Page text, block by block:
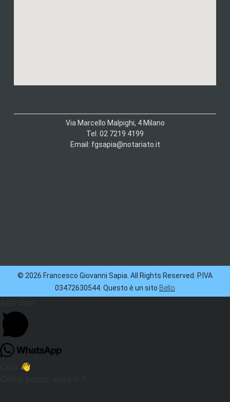
Via Marcello Malpighi, 4 Milano
Tel. 02 7219 4199
Email: fgsapia@notariato.it
© 2026 Francesco Giovanni Sapia. All Rights Reserved. P.IVA
03472630544. Questo è un sito Bello
Ciao 👋